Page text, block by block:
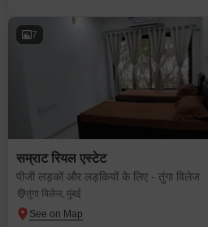
7
सम्राट रियल एस्टेट
पीजी लड़कों और लड़कियों के लिए - तुंगा विलेज
तुंगा विलेज, मुंबई